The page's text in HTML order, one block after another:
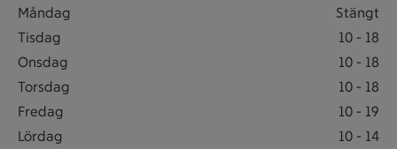
Fiskdisk stängt Måndag
Måndag
Stängt
Fiskdisk öppet: Tisdag 10 till 18
Tisdag 10 - 18
Fiskdisk öppet: Onsdag 10 till 18
Onsdag 10 - 18
Fiskdisk öppet: Torsdag 10 till 18
Torsdag 10 - 18
Fiskdisk öppet: Fredag 10 till 19
Fredag 10 - 19
Fiskdisk öppet: Lördag 10 till 14
Lördag 10 - 14